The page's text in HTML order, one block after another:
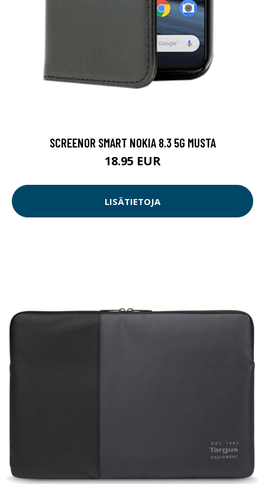
SCREENOR SMART NOKIA 8.3 5G MUSTA
18.95 EUR
LISÄTIETOJA